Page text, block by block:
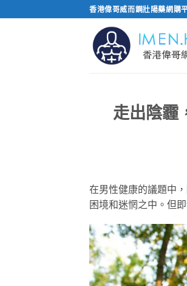
to
香港偉哥威而鋼壯陽藥網購
走出陰霾
在男性健康的議題中，
困境和迷惘之中。但